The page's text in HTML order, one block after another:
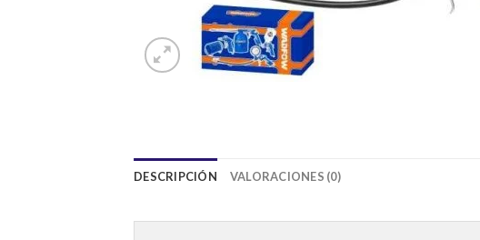
DESCRIPCIÓN VALORACIONES (0)